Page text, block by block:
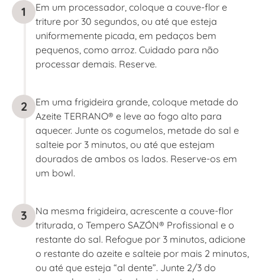
1
Em um processador, coloque a couve-flor e
triture por 30 segundos, ou até que esteja
uniformemente picada, em pedaços bem
pequenos, como arroz. Cuidado para não
processar demais. Reserve.
2
Em uma frigideira grande, coloque metade do
Azeite TERRANO® e leve ao fogo alto para
aquecer. Junte os cogumelos, metade do sal e
salteie por 3 minutos, ou até que estejam
dourados de ambos os lados. Reserve-os em
um bowl.
3
Na mesma frigideira, acrescente a couve-flor
triturada, o Tempero SAZÓN® Profissional e o
restante do sal. Refogue por 3 minutos, adicione
o restante do azeite e salteie por mais 2 minutos,
ou até que esteja “al dente”. Junte 2/3 do